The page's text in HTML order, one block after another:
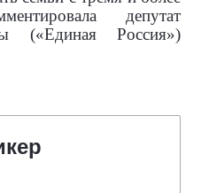
депутат
(«Единая Россия»)